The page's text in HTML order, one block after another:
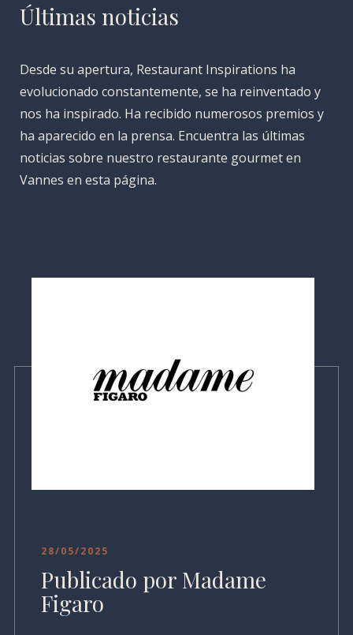
Últimas noticias
Desde su apertura, Restaurant Inspirations ha
evolucionado constantemente, se ha reinventado y
nos ha inspirado. Ha recibido numerosos premios y
ha aparecido en la prensa. Encuentra las últimas
noticias sobre nuestro restaurante gourmet en
Vannes en esta página.
28/05/2025
Publicado por Madame
Figaro